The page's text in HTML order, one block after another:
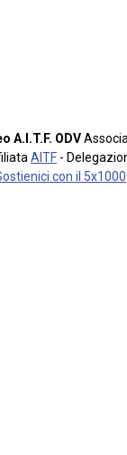
A.I.T.F. ODV
AITF -
con il 5x1000